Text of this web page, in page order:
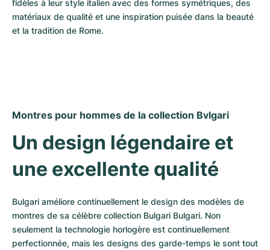
fidèles à leur style italien avec des formes symétriques, des
matériaux de qualité et une inspiration puisée dans la beauté
et la tradition de Rome.
Montres pour hommes de la collection Bvlgari
Un design légendaire et
une excellente qualité
Bulgari améliore continuellement le design des modèles de
montres de sa célèbre collection Bulgari Bulgari. Non
seulement la technologie horlogère est continuellement
perfectionnée, mais les designs des garde-temps le sont tout